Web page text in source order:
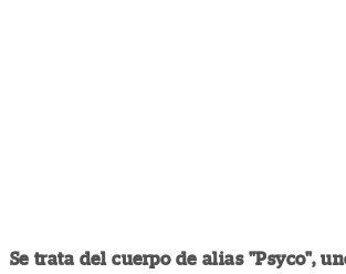
Se trata del cuerpo de alias "Psyco",